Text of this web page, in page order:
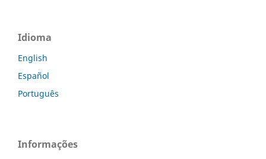
Idioma
English
Español
Português
Informações